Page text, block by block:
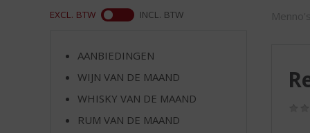
EXCL. BTW INCL. BTW
AANBIEDINGEN
WIJN VAN DE MAAND
WHISKY VAN DE MAAND
RUM VAN DE MAAND